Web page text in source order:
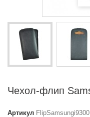
Чехол-флип
Артикул